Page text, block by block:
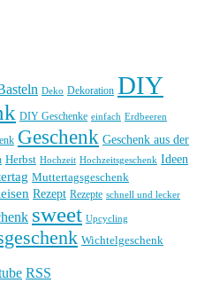
Deko Dekoration DIY
DIY Geschenke einfach Erdbeeren
Geschenk Geschenk aus der
Herbst Hochzeit Hochzeitsgeschenk Ideen
Muttertagsgeschenk
Rezept Rezepte schnell und lecker
sweet Upcycling
Wichtelgeschenk
RSS